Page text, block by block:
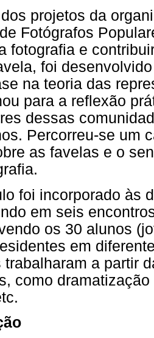
projetos da
Fotógrafos
fotografia e
foi
na teoria das
para a reflexão
dessas
Percorreu-se um
as favelas e o
foi incorporado às
em seis
os 30 alunos
em
trabalharam a partir
como